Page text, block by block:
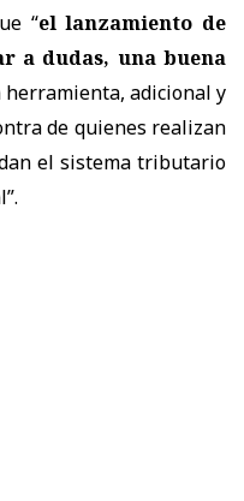
“el lanzamiento de
a dudas, una buena
herramienta, adicional y
de quienes realizan
el sistema tributario